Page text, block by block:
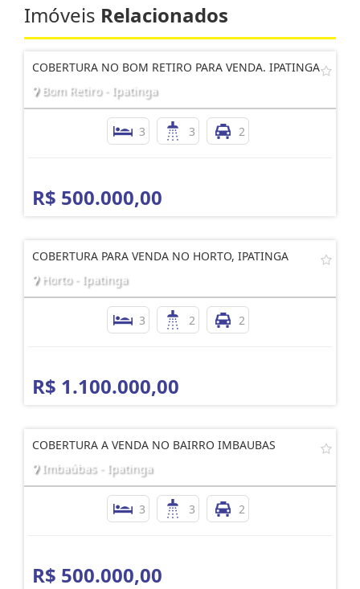
Imóveis Relacionados
COBERTURA NO BOM RETIRO PARA VENDA. IPATINGA
Bom Retiro - Ipatinga
3 3 2
R$ 500.000,00
COBERTURA PARA VENDA NO HORTO, IPATINGA
Horto - Ipatinga
3 2 2
R$ 1.100.000,00
COBERTURA A VENDA NO BAIRRO IMBAUBAS
Imbaúbas - Ipatinga
3 3 2
R$ 500.000,00